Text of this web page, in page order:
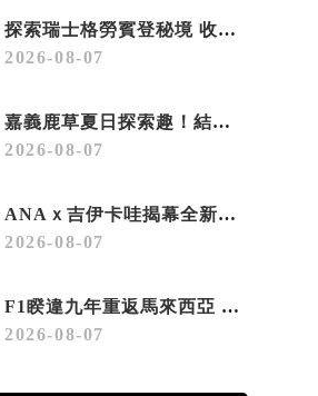
探索瑞士格勞賓登秘境 收藏六種阿爾卑斯夏日療癒之旅
2026-08-07
嘉義鹿草夏日探索趣！結合科學、農場與自然的親子小旅行
2026-08-07
ANAｘ吉伊卡哇揭幕全新彩繪機「Chiikawa JET」
2026-08-07
F1睽違九年重返馬來西亞 三大國際賽事打造10月運動旅遊熱潮 賽車、自行車、路跑同週登場
2026-08-07